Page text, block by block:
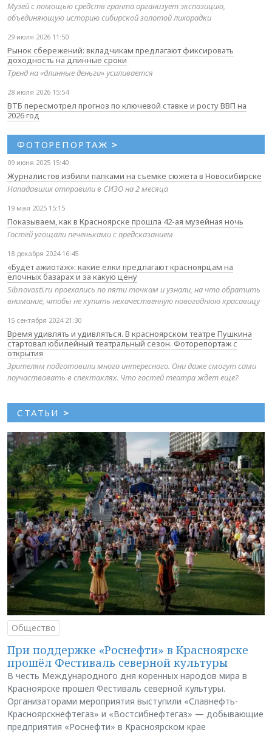
Музей с помощью средств гранта организует экспозицию,
объединяющую историю сибирской золотой лихорадки
29 июля 2026 11:50
Рынок сбережений: вкладчикам предлагают фиксировать
доходность на длинные сроки
Тренд на «длинные деньги» усиливается
28 июля 2026 15:54
ВТБ пересмотрел прогноз по ключевой ставке и росту ВВП на
2026 год
ФОТОРЕПОРТАЖ >
09 июня 2025 15:40
Журналистов избили палками на съемке сюжета в Новосибирске
Нападавших отправили в СИЗО на 2 месяца
19 мая 2025 15:15
Показываем, как в Красноярске прошла 42-ая музейная ночь
Гостей угощали печеньками с предсказанием
18 декабря 2024 16:45
«Будет ажиотаж»: какие елки предлагают красноярцам на
елочных базарах и за какую цену
Sibnovosti.ru проехались по пяти точкам и узнали, на что обратить
внимание, чтобы не купить некачественную новогоднюю красавицу
15 сентября 2024 21:30
Время удивлять и удивляться. В красноярском театре Пушкина
стартовал юбилейный театральный сезон. Фоторепортаж с
открытия
Зрителям подготовили много интересного. Они даже смогут сами
поучаствовать в спектаклях. Что гостей театра ждет еще?
СТАТЬИ >
Общество
При поддержке «Роснефти» в Красноярске
прошёл Фестиваль северной культуры
В честь Международного дня коренных народов мира в
Красноярске прошёл Фестиваль северной культуры.
Организаторами мероприятия выступили «Славнефть-
Красноярскнефтегаз» и «Востсибнефтегаз» — добывающие
предприятия «Роснефти» в Красноярском крае